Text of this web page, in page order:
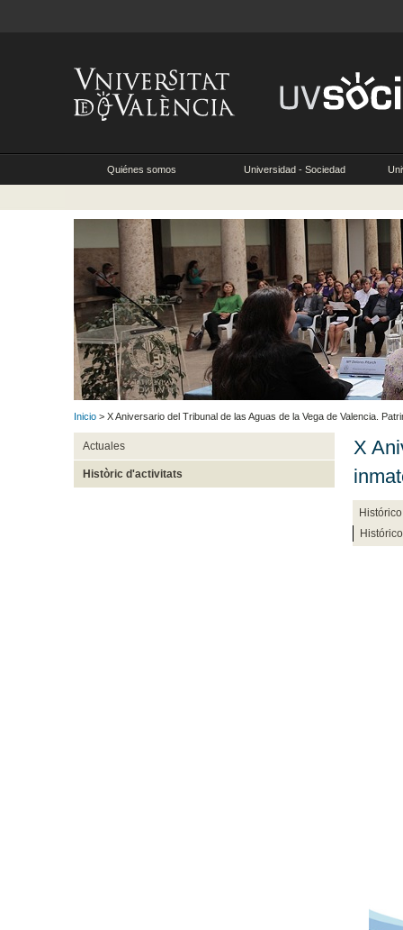
Quiénes somos Universidad - Sociedad
Inicio > X Aniversario del Tribunal de las Aguas de la Vega de Valencia.
Actuales
Històric d'activitats
X